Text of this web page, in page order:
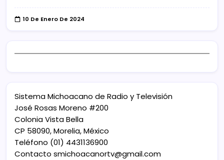
10 De Enero De 2024
Sistema Michoacano de Radio y Televisión
José Rosas Moreno #200
Colonia Vista Bella
CP 58090, Morelia, México
Teléfono (01) 4431136900
Contacto smichoacanortv@gmail.com